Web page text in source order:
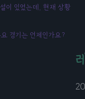
이 있었는데, 현재 상황
경기는 언제인가요?